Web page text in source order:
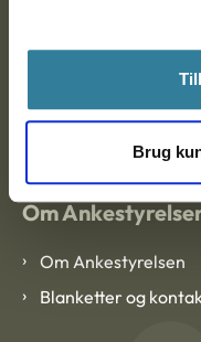
Brug
CVR: 1007 4002
Om
Om Ankestyrelsen
Blanketter og